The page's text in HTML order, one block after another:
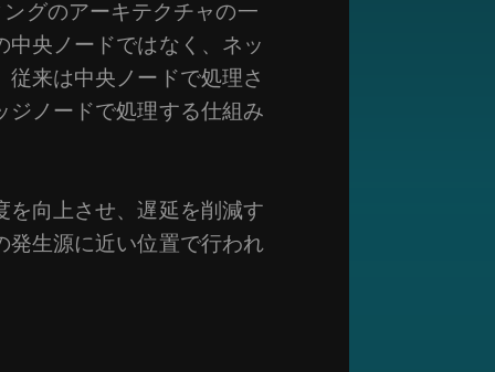
グのアーキテクチャの一
央ノードではなく、ネッ
来は中央ノードで処理さ
ノードで処理する仕組み
向上させ、遅延を削減す
発生源に近い位置で行われ